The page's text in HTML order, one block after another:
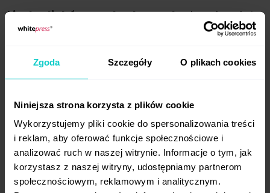
Zgoda Szczegóły O plikach cookies
Niniejsza strona korzysta z plików cookie
Wykorzystujemy pliki cookie do spersonalizowania treści
i reklam, aby oferować funkcje społecznościowe i
analizować ruch w naszej witrynie. Informacje o tym, jak
korzystasz z naszej witryny, udostępniamy partnerom
społecznościowym, reklamowym i analitycznym.
Liczba linków wychodzących -bardzo duża
liczba linków zewnętrznych wychodzących
że strona jest niskiej jakości. Liczbę linków
wychodzących możemy sprawdzić
LinkParser
Parametry jakościowe z systemów
do analizy linków
Istnieje kilka bardzo znanych narzędzi, które
pozwalają na ocenę jakości witryn